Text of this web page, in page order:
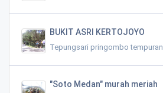
BUKIT ASRI KERTOJOYO
Tepungsari pringombo tempuran
"Soto Medan" murah meriah